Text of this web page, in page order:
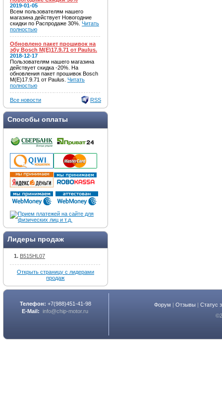
2019-01-05
Всем пользователям нашего
магазина действует Новогодние
скидки по Распродаже 30%. Читать
полностью
Обновлено пакет прошивок на
эбу Bosch M(E)17.9.71 от Paulus.
2018-12-17
Пользователям нашего магазина
действует скидка -20%. На
обновления пакет прошивок Bosch
M(E)17.9.71 от Paulus. Читать
полностью
Все новости RSS
Способы оплаты
Лидеры продаж
B515HL07
Открыть страницу с лидерами
продаж
Телефон: +7(988)451-41-98
E-Mail: info@chip-motor.ru
Форум |Отзывы |Статус